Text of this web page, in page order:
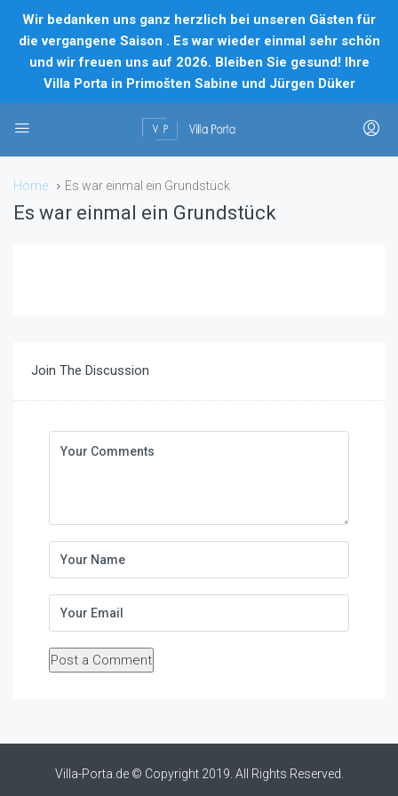
Wir bedanken uns ganz herzlich bei unseren Gästen für
die vergangene Saison . Es war wieder einmal sehr schön
und wir freuen uns auf 2026. Bleiben Sie gesund! Ihre
Villa Porta in Primošten Sabine und Jürgen Düker
Home Es war einmal ein Grundstück
Es war einmal ein Grundstück
Join The Discussion
Villa-Porta.de © Copyright 2019. All Rights Reserved.